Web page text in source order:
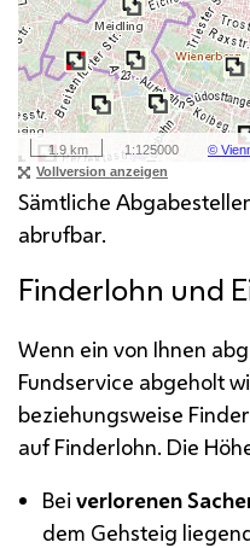
Sämtliche
abrufbar.
Finderlohn und
Wenn ein von Ihnen
Fundservice abgeholt
beziehungsweise
auf Finderlohn. Die
Beiverlorenen
dem Gehsteig